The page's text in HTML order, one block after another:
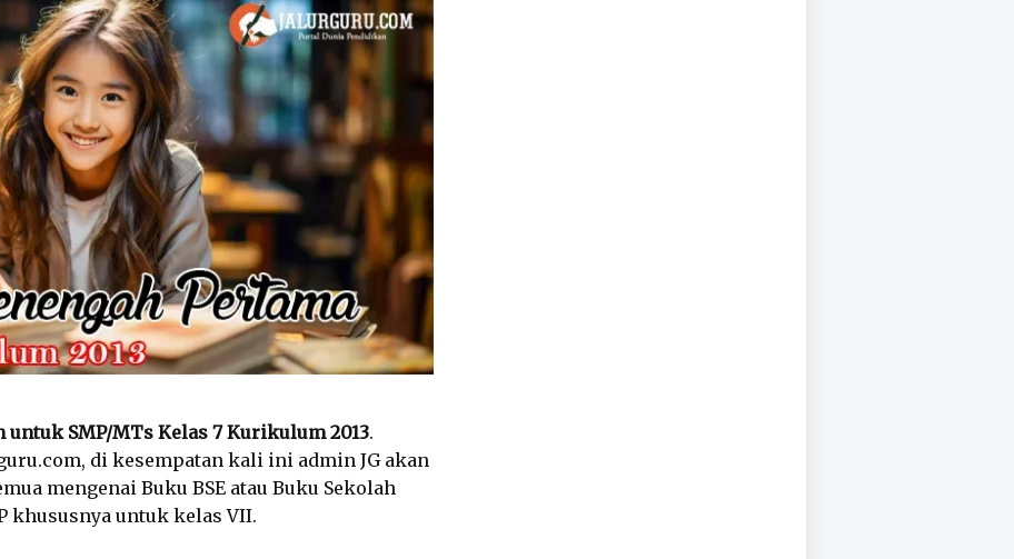
untuk SMP/MTs Kelas 7 Kurikulum 2013.
di kesempatan kali ini admin JG akan
mengenai Buku BSE atau Buku Sekolah
untuk kelas VII.